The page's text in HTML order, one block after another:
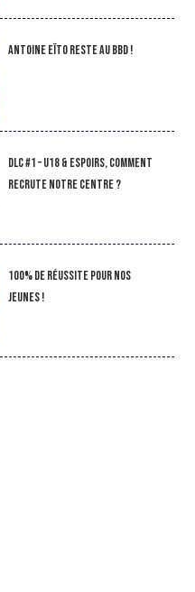
Antoine Eïto reste au BBD !
DLC #1 – U18 & Espoirs, comment
recrute notre Centre ?
100% de réussite pour nos
jeunes !